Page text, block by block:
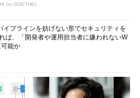
on GOETHE)
イプラインを妨げない形でセキュリティを
ば、「開発者や運用担当者に嫌われないW
能か